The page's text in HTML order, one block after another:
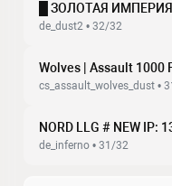
█ ЗОЛОТАЯ ИМПЕРИЯ
de_dust2 • 32/32
Wolves | Assault 1000
cs_assault_wolves_dust •
NORD LLG # NEW IP:
de_inferno • 31/32